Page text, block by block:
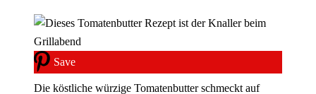
Save
Die köstliche würzige Tomatenbutter schmeckt auf